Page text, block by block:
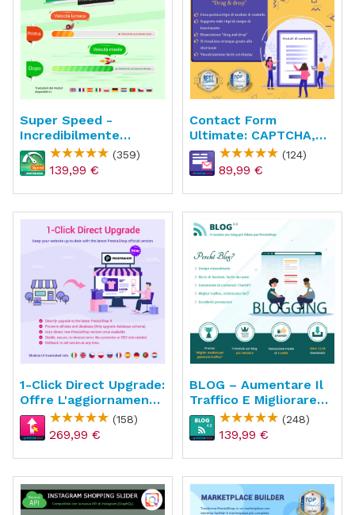
Super Speed -
Incredibilmente
Veloce - WebP, Cache
Di Pagina & SEO
(359)
139,99 €
Contact Form
Ultimate: CAPTCHA,
ReCAPTCHA, Anti
Spam
(124)
89,99 €
1-Click Direct Upgrade:
Offre L'aggiornamento
Gratuito
(158)
269,99 €
BLOG – Aumentare Il
Traffico E Migliorare
La SEO
(248)
139,99 €